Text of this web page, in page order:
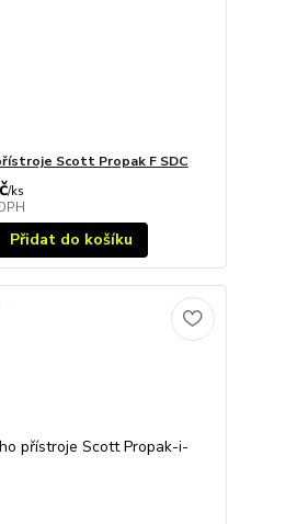
Scott Propak F SDC
/ks
Přidat do košíku